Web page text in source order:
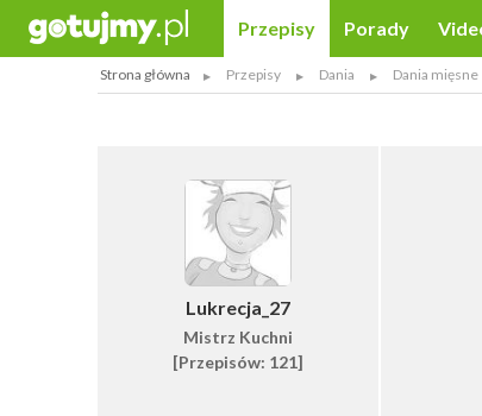
Przepisy Porady
Strona główna Przepisy Dania Dania mięsne
Lukrecja_27
Mistrz Kuchni
[Przepisów: 121]